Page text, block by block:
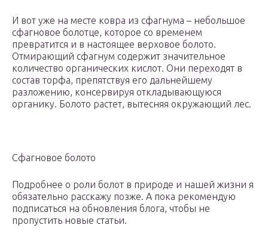
И вот уже на месте ковра из сфагнума – небольшое
сфагновое болотце, которое со временем
превратится и в настоящее верховое болото.
Отмирающий сфагнум содержит значительное
количество органических кислот. Они переходят в
состав торфа, препятствуя его дальнейшему
разложению, консервируя откладывающуюся
органику. Болото растет, вытесняя окружающий лес.
Сфагновое болото
Подробнее о роли болот в природе и нашей жизни я
обязательно расскажу позже. А пока рекомендую
подписаться на обновления блога, чтобы не
пропустить новые статьи.